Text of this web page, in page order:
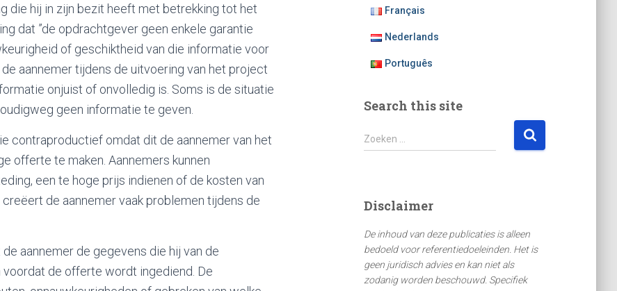
die hij in zijn bezit heeft met betrekking tot het
dat ”de opdrachtgever geen enkele garantie
of geschiktheid van die informatie voor
aannemer tijdens de uitvoering van het project
onjuist of onvolledig is. Soms is de situatie
geen informatie te geven.
contraproductief omdat dit de aannemer van het
offerte te maken. Aannemers kunnen
een te hoge prijs indienen of de kosten van
de aannemer vaak problemen tijdens de
aannemer de gegevens die hij van de
de offerte wordt ingediend. De
Français
Nederlands
Português
Search this site
Z
o
n
a
a
r
:
Zoeken …
Disclaimer
De inhoud van deze publicaties is alleen
bedoeld voor referentiedoeleinden. Het is
geen juridisch advies en kan niet als
zodanig worden beschouwd. Specifiek